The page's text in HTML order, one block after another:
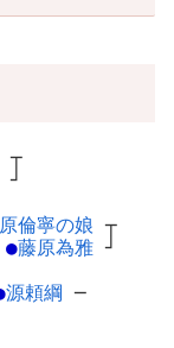
┬
┘
倫寧の娘 ┬
●藤原為雅 ┘
源頼綱 ─